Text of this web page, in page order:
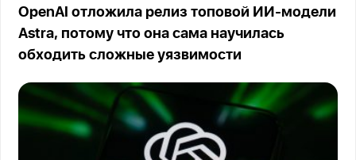
OpenAI отложила релиз топовой ИИ-модели
Astra, потому что она сама научилась
обходить сложные уязвимости